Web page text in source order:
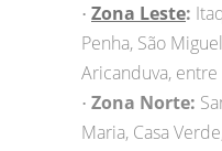
• Zona Leste:
Penha, São
Aricanduva,
• Zona Norte:
Maria, Casa